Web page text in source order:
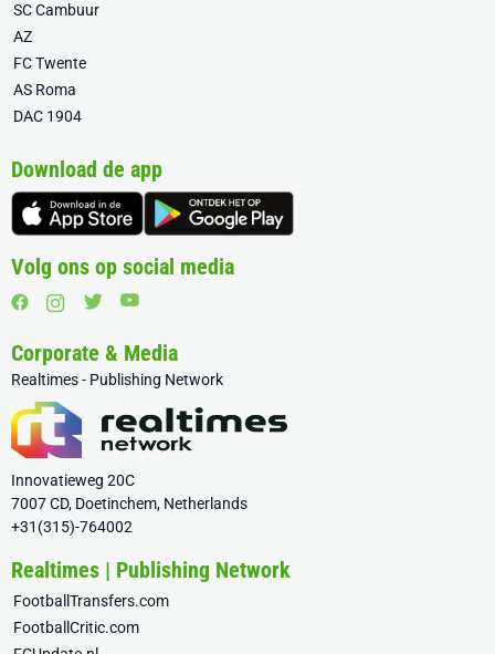
SC Cambuur
AZ
FC Twente
AS Roma
DAC 1904
Download de app
Volg ons op social media
Corporate & Media
Realtimes - Publishing Network
Innovatieweg 20C
7007 CD, Doetinchem, Netherlands
+31(315)-764002
Realtimes | Publishing Network
FootballTransfers.com
FootballCritic.com